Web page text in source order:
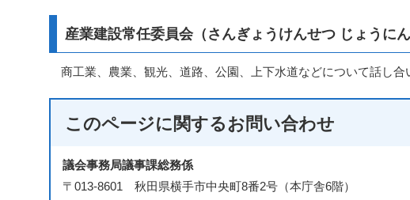
産業建設常任委員会（さんぎょうけんせつ じょうにん
商工業、農業、観光、道路、公園、上下水道などについて話し合
このページに関するお問い合わせ
議会事務局議事課総務係
〒013-8601 秋田県横手市中央町8番2号（本庁舎6階）